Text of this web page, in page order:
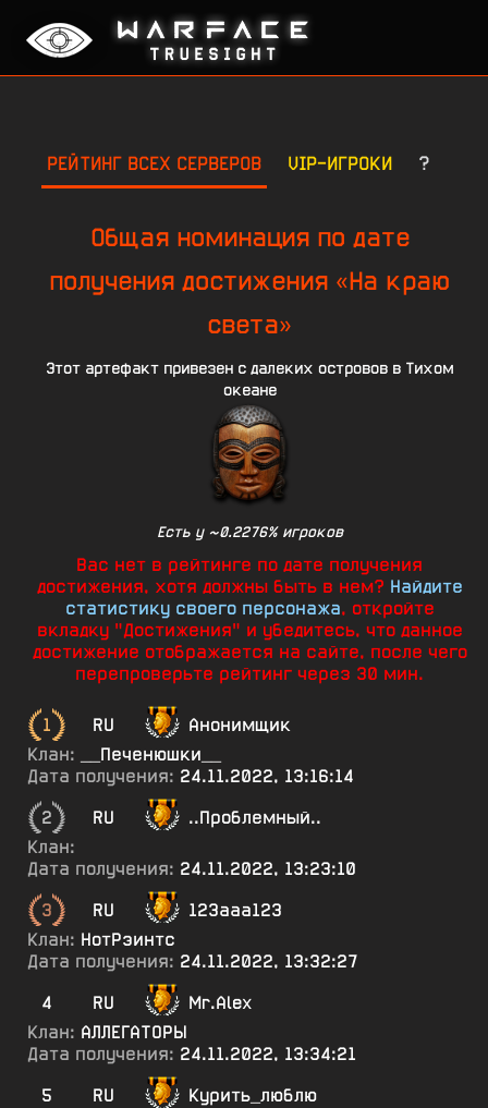
РЕЙТИНГ ВСЕХ СЕРВЕРОВ VIP-ИГРОКИ ?
Общая номинация по дате
получения достижения «На краю
света»
Этот артефакт привезен с далеких островов в Тихом
океане
Есть у ~0.2276% игроков
Вас нет в рейтинге по дате получения
достижения, хотя должны быть в нем? Найдите
статистику своего персонажа, откройте
вкладку "Достижения" и убедитесь, что данное
достижение отображается на сайте, после чего
перепроверьте рейтинг через 30 мин.
1 RU
Анонимщик
Клан:
__Печенюшки__
Дата получения: 24.11.2022, 13:16:14
2
RU
..Проблемный..
Клан:
Дата получения: 24.11.2022, 13:23:10
3
RU
123ааа123
Клан: НотРэинтс
Дата получения: 24.11.2022, 13:32:27
4
RU
Mr.Alex
Клан: АЛЛЕГАТОРЫ
Дата получения: 24.11.2022, 13:34:21
5
RU
Курить_люблю